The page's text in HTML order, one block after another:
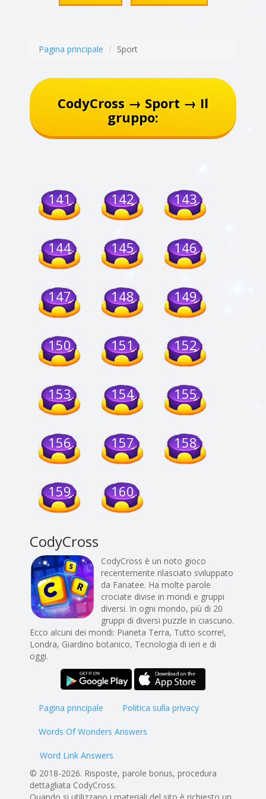
Pagina principale Sport
CodyCross → Sport → Il
gruppo:
141 142 143
144 145 146
147 148 149
150 151 152
153 154 155
156 157 158
159 160
CodyCross
CodyCross è un noto gioco
recentemente rilasciato sviluppato
da Fanatee. Ha molte parole
crociate divise in mondi e gruppi
diversi. In ogni mondo, più di 20
gruppi di diversi puzzle in ciascuno.
Ecco alcuni dei mondi: Pianeta Terra, Tutto scorre!,
Londra, Giardino botanico, Tecnologia di ieri e di
oggi.
Pagina principale Politica sulla privacy
Words Of Wonders Answers
Word Link Answers
© 2018-2026. Risposte, parole bonus, procedura
dettagliata CodyCross.